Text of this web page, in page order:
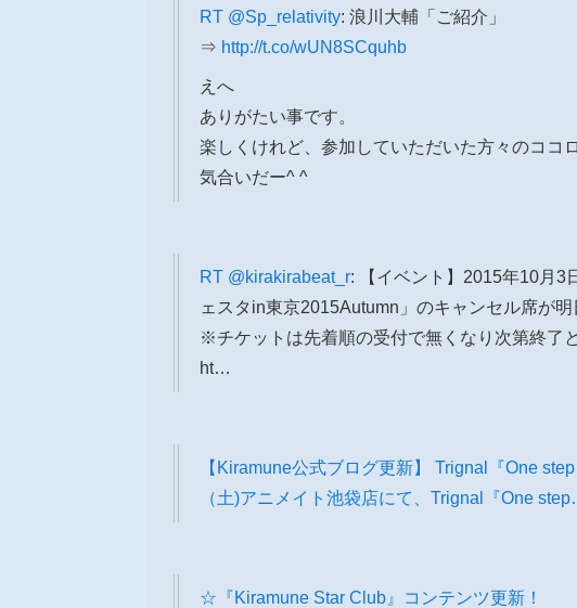
RT @Sp_relativity: 浪川大輔「ご紹介」
⇒ http://t.co/wUN8SCquhb
えへ
ありがたい事です。
楽しくけれど、参加していただいた方々のココ
気合いだー^ ^
RT @kirakirabeat_r: 【イベント】2015年10月
ェスタin東京2015Autumn」のキャンセル席が
※チケットは先着順の受付で無くなり次第終了
ht…
【Kiramune公式ブログ更新】 Trignal『One
（土)アニメイト池袋店にて、Trignal『One
☆『Kiramune Star Club』コンテンツ更新！